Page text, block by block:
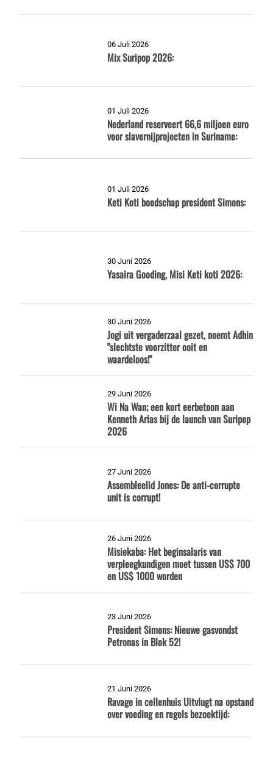
06 Juli 2026
Mix Suripop 2026:
01 Juli 2026
Nederland reserveert 66,6 miljoen euro
voor slavernijprojecten in Suriname:
01 Juli 2026
Keti Koti boodschap president Simons:
30 Juni 2026
Yasaira Gooding, Misi Keti koti 2026:
30 Juni 2026
Jogi uit vergaderzaal gezet, noemt Adhin
"slechtste voorzitter ooit en
waardeloos!"
29 Juni 2026
Wi Na Wan; een kort eerbetoon aan
Kenneth Arias bij de launch van Suripop
2026
27 Juni 2026
Assembleelid Jones: De anti-corrupte
unit is corrupt!
26 Juni 2026
Misiekaba: Het beginsalaris van
verpleegkundigen moet tussen US$ 700
en US$ 1000 worden
23 Juni 2026
President Simons: Nieuwe gasvondst
Petronas in Blok 52!
21 Juni 2026
Ravage in cellenhuis Uitvlugt na opstand
over voeding en regels bezoektijd: